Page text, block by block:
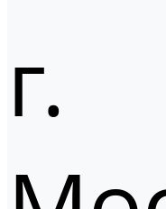
г.